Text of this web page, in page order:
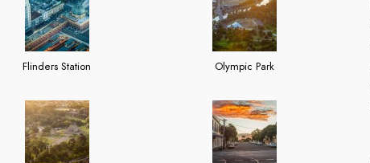
Flinders Station Olympic Park